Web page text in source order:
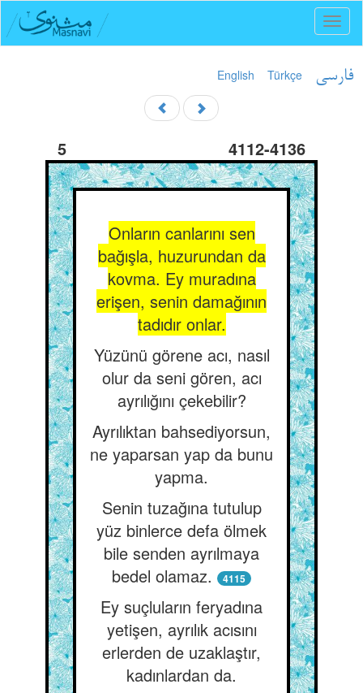
English Türkçe فارسی
5 4112-4136
Onların canlarını sen
bağışla, huzurundan da
kovma. Ey muradına
erişen, senin damağının
tadıdır onlar.
Yüzünü görene acı, nasıl
olur da seni gören, acı
ayrılığını çekebilir?
Ayrılıktan bahsediyorsun,
ne yaparsan yap da bunu
yapma.
Senin tuzağına tutulup
yüz binlerce defa ölmek
bile senden ayrılmaya
bedel olamaz.
4115
Ey suçluların feryadına
yetişen, ayrılık acısını
erlerden de uzaklaştır,
kadınlardan da.